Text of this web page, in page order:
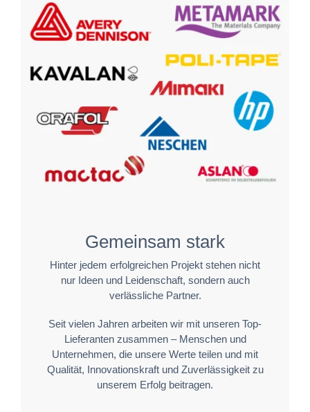
Gemeinsam stark
Hinter jedem erfolgreichen Projekt stehen nicht
nur Ideen und Leidenschaft, sondern auch
verlässliche Partner.
Seit vielen Jahren arbeiten wir mit unseren Top-
Lieferanten zusammen – Menschen und
Unternehmen, die unsere Werte teilen und mit
Qualität, Innovationskraft und Zuverlässigkeit zu
unserem Erfolg beitragen.